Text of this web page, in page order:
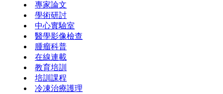
專家論文
學術研討
中心實驗室
醫學影像檢查
腫瘤科普
在線連載
教育培訓
培訓課程
冷凍治療護理